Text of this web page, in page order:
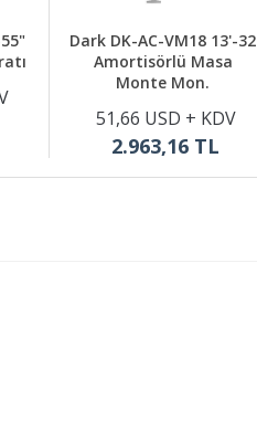
Dark DK-AC-VM18 13'-32
Amortisörlü Masa
Monte Mon.
51,66 USD + KDV
2.963,16 TL